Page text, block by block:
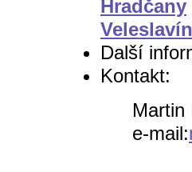
Hradčany
Veleslavín
Další
Kontakt:
Martin
e-